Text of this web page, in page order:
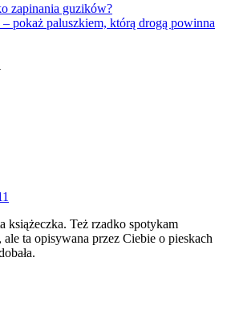
zapinania guzików?
– pokaż paluszkiem, którą drogą powinna
książeczka. Też rzadko spotykam
ale ta opisywana przez Ciebie o pieskach